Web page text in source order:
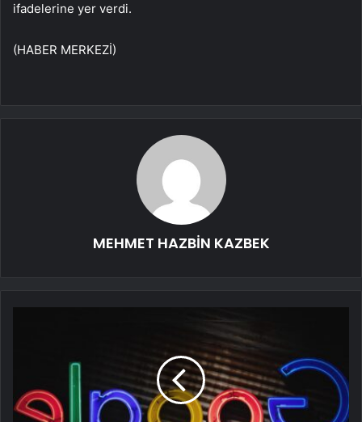
ifadelerine yer verdi.
(HABER MERKEZİ)
MEHMET HAZBİN KAZBEK